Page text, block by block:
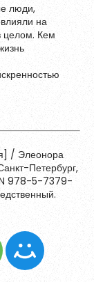
люди,
на
целом. Кем
/ Элеонора
Петербург,
978-5-7379-
хотя
одну цифру